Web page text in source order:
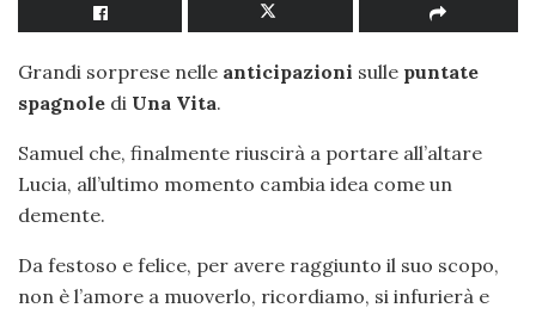
Grandi sorprese nelle anticipazioni sulle puntate
spagnole di Una Vita.
Samuel che, finalmente riuscirà a portare all’altare
Lucia, all’ultimo momento cambia idea come un
demente.
Da festoso e felice, per avere raggiunto il suo scopo,
non è l’amore a muoverlo, ricordiamo, si infurierà e